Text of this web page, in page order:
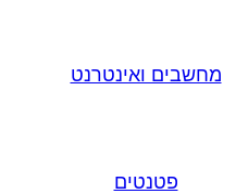
מחשבים ואינטרנט
פטנטים